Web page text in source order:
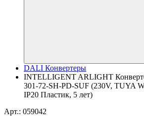
DALI Конвертеры
INTELLIGENT ARLIGHT
301-72-SH-PD-SUF (230V, TUYA
IP20 Пластик, 5 лет)
Арт.: 059042